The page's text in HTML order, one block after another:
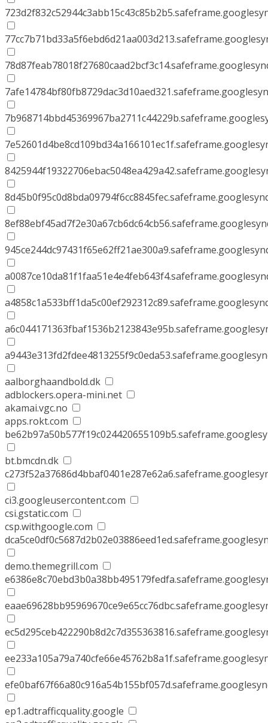
aalborghaandbold.dk
adblockers.opera-mini.net
akamai.vgc.no
apps.rokt.com
bt.bmcdn.dk
ci3.googleusercontent.com
csi.gstatic.com
csp.withgoogle.com
demo.themegrill.com
ep1.adtrafficquality.google